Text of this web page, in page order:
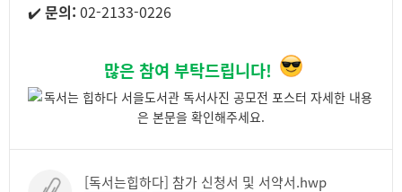
✔️ 문의: 02-2133-0226
많은 참여 부탁드립니다!
[독서는힙하다] 참가 신청서 및 서약서.hwp